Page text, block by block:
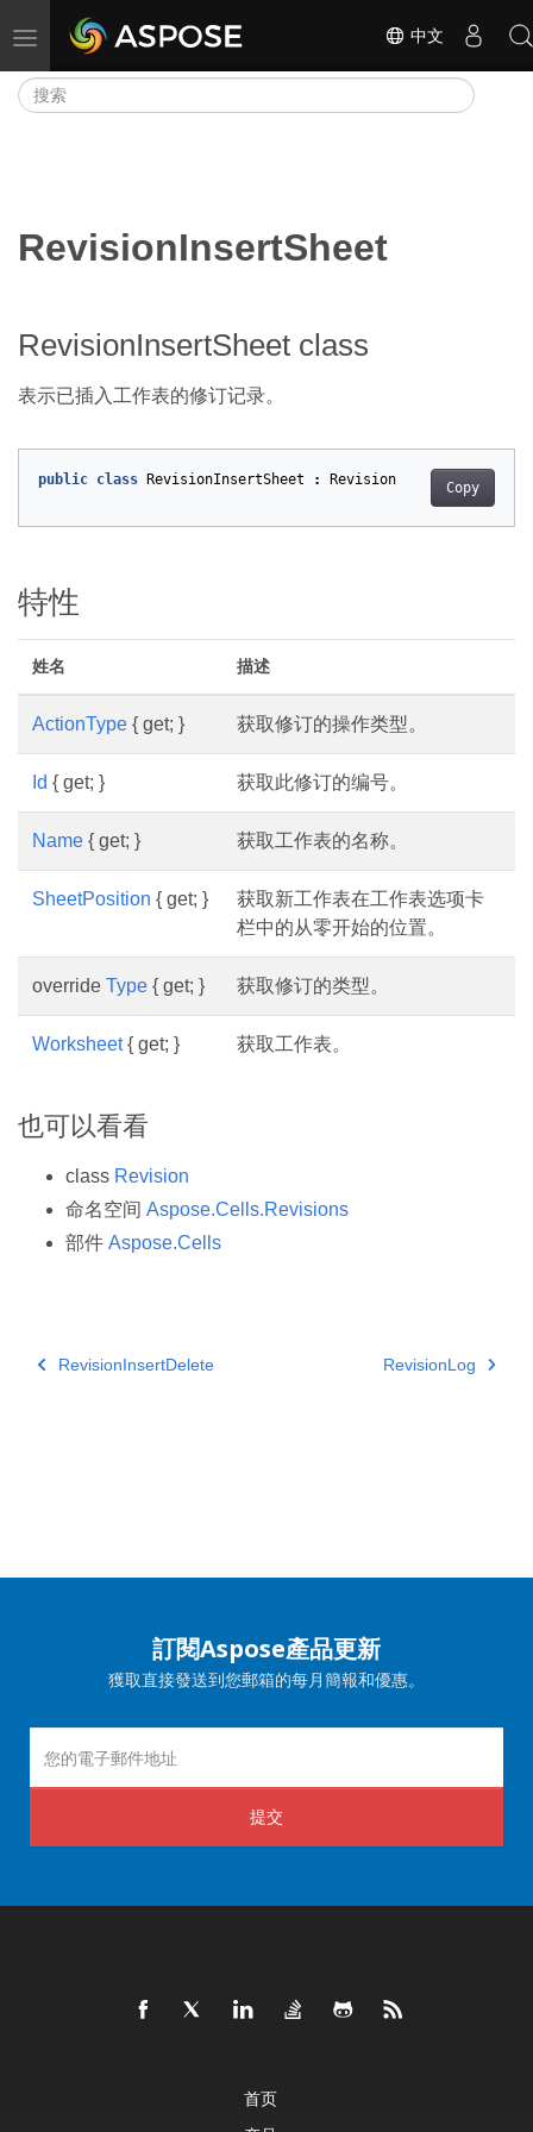
切换导航 中文
RevisionInsertSheet
RevisionInsertSheet class
表示已插入工作表的修订记录。
Copy
public class RevisionInsertSheet : Revision
特性
姓名 描述
ActionType { get; } 获取修订的操作类型。
Id { get; } 获取此修订的编号。
Name { get; } 获取工作表的名称。
SheetPosition { get; }
获取新工作表在工作表选项卡
栏中的从零开始的位置。
override Type { get; } 获取修订的类型。
Worksheet{ get; } 获取工作表。
也可以看看
class Revision
命名空间 Aspose.Cells.Revisions
部件 Aspose.Cells
RevisionInsertDelete RevisionLog
訂閱Aspose產品更新
獲取直接發送到您郵箱的每月簡報和優惠。
提交
首页